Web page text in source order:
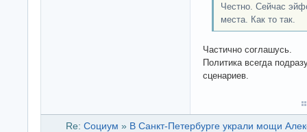
Честно. Сейчас
места. Как то так.
Частично соглашусь.
Политика всегда
сценариев.
Re: Социум » В Санкт-Петербурге украли мощи